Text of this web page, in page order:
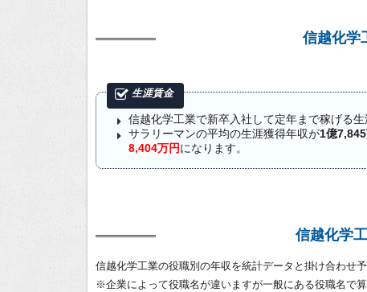
信越化学
信越化学工業で新卒入社して定年まで稼げる生
サラリーマンの平均の生涯獲得年収が1億
8,404万円になります。
信越化学
信越化学工業の役職別の年収を統計データと掛け合わせ予
※企業によって役職名が違いますが一般にある役職名で算